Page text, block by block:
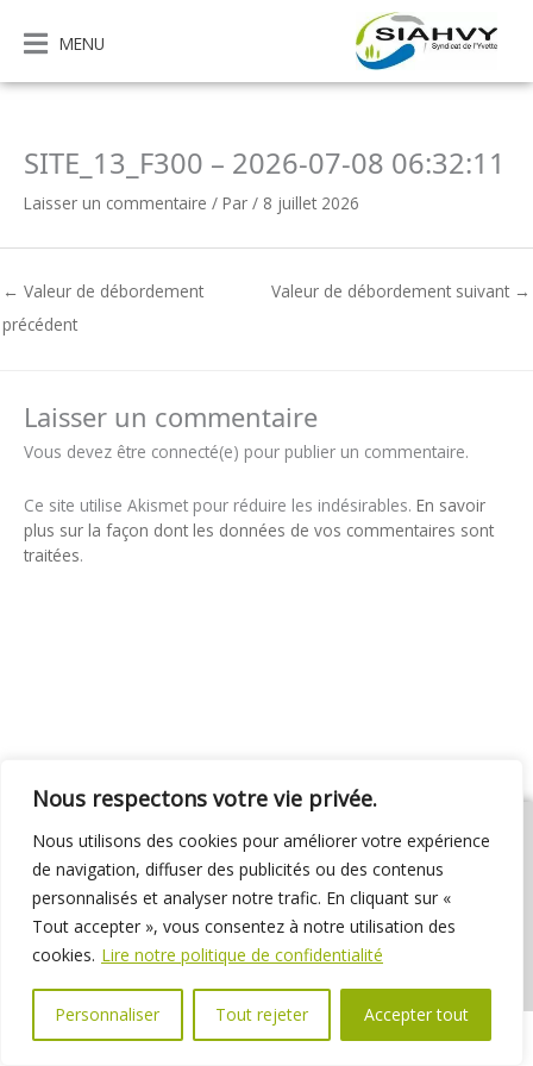
Nous respectons votre vie privée.
Nous utilisons des cookies pour améliorer votre expérience
de navigation, diffuser des publicités ou des contenus
personnalisés et analyser notre trafic. En cliquant sur «
Tout accepter », vous consentez à notre utilisation des
cookies. Lire notre politique de confidentialité
Personnaliser Tout rejeter Accepter tout
contenu
MENU
SITE_13_F300 – 2026-07-08 06:32:11
Laisser un commentaire / Par / 8 juillet 2026
← Valeur de débordement
précédent
Valeur de débordement suivant →
Laisser un commentaire
Vous devez être connecté(e) pour publier un commentaire.
Ce site utilise Akismet pour réduire les indésirables. En savoir
plus sur la façon dont les données de vos commentaires sont
traitées.
01 69 31 72 10 01 69 31 37 31
Nous contacter
Espace élus
Marchés publics Délibérations